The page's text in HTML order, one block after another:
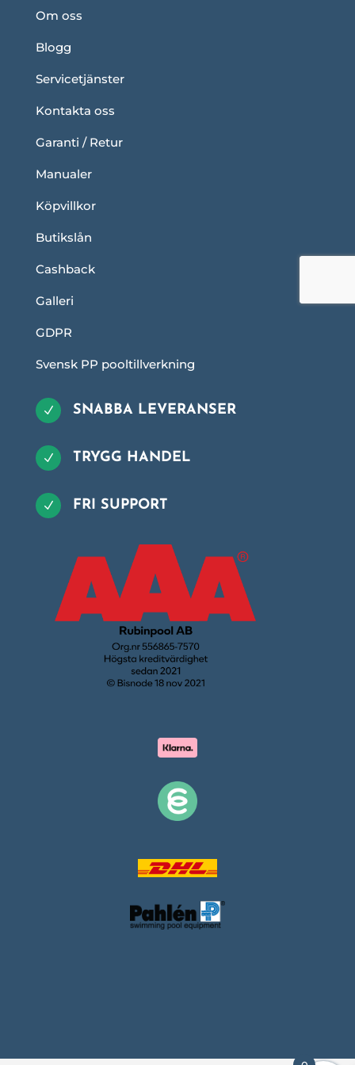
Om oss
Blogg
Servicetjänster
Kontakta oss
Garanti / Retur
Manualer
Köpvillkor
Butikslån
Cashback
Galleri
GDPR
Svensk PP pooltillverkning
N SNABBA LEVERANSER
N TRYGG HANDEL
N FRI SUPPORT